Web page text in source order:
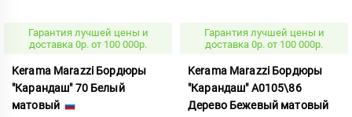
Гарантия лучшей цены и
доставка 0р. от 100 000р.
Kerama Marazzi Бордюры
"Карандаш" 70 Белый
матовый
Гарантия лучшей цены и
доставка 0р. от 100 000р.
Kerama Marazzi Бордюры
"Карандаш" A0105\86
Дерево Бежевый матовый